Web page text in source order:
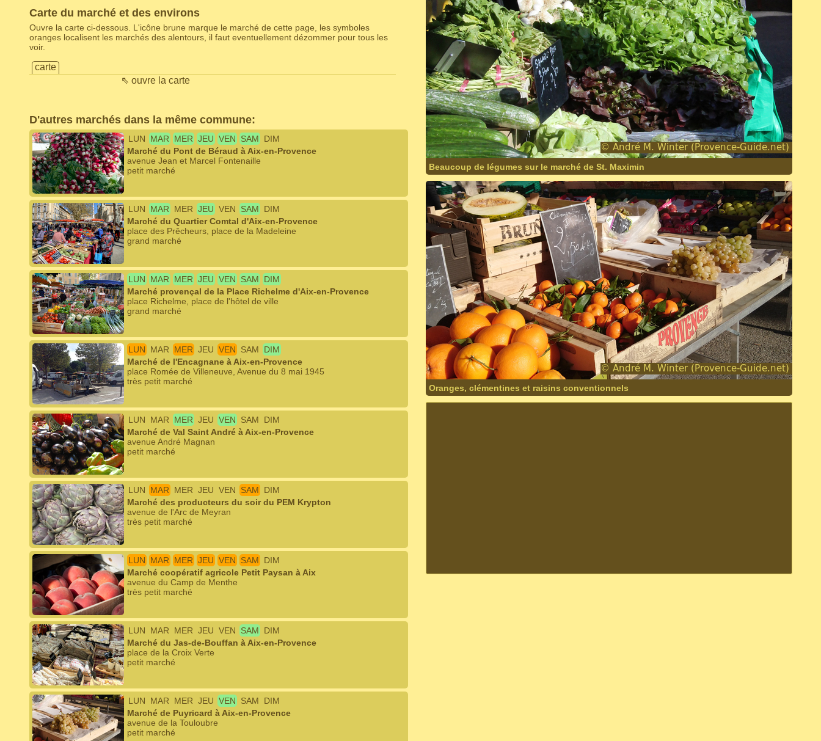
Carte du marché et des environs
Ouvre la carte ci-dessous. L'icône brune marque le marché de cette page, les symboles
oranges localisent les marchés des alentours, il faut eventuellement dézommer pour tous les
voir.
carte
⇖ ouvre la carte
D'autres marchés dans la même commune:
LUN MAR MER JEU VEN SAM
DIM
Marché du Pont de Béraud à Aix-en-Provence
avenue Jean et Marcel Fontenaille
petit marché
LUN MAR MER JEU VEN SAM
DIM
Marché du Quartier Comtal d'Aix-en-Provence
place des Prêcheurs, place de la Madeleine
grand marché
LUN MAR MER JEU VEN SAM
DIM
Marché provençal de la Place Richelme d'Aix-en-Provence
place Richelme, place de l'hôtel de ville
grand marché
LUN MAR MER JEU VEN SAM
DIM
Marché de l'Encagnane à Aix-en-Provence
place Romée de Villeneuve, Avenue du 8 mai 1945
très petit marché
LUN MAR MER JEU VEN SAM
DIM
Marché de Val Saint André à Aix-en-Provence
avenue André Magnan
petit marché
LUN MAR MER JEU VEN SAM
DIM
Marché des producteurs du soir du PEM Krypton
avenue de l'Arc de Meyran
très petit marché
LUN MAR MER JEU VEN SAM
DIM
Marché coopératif agricole Petit Paysan à Aix
avenue du Camp de Menthe
très petit marché
LUN MAR MER JEU VEN SAM
DIM
Marché du Jas-de-Bouffan à Aix-en-Provence
place de la Croix Verte
petit marché
LUN MAR MER JEU VEN SAM
DIM
Marché de Puyricard à Aix-en-Provence
avenue de la Touloubre
petit marché
Beaucoup de légumes sur le marché de St. Maximin
Oranges, clémentines et raisins conventionnels